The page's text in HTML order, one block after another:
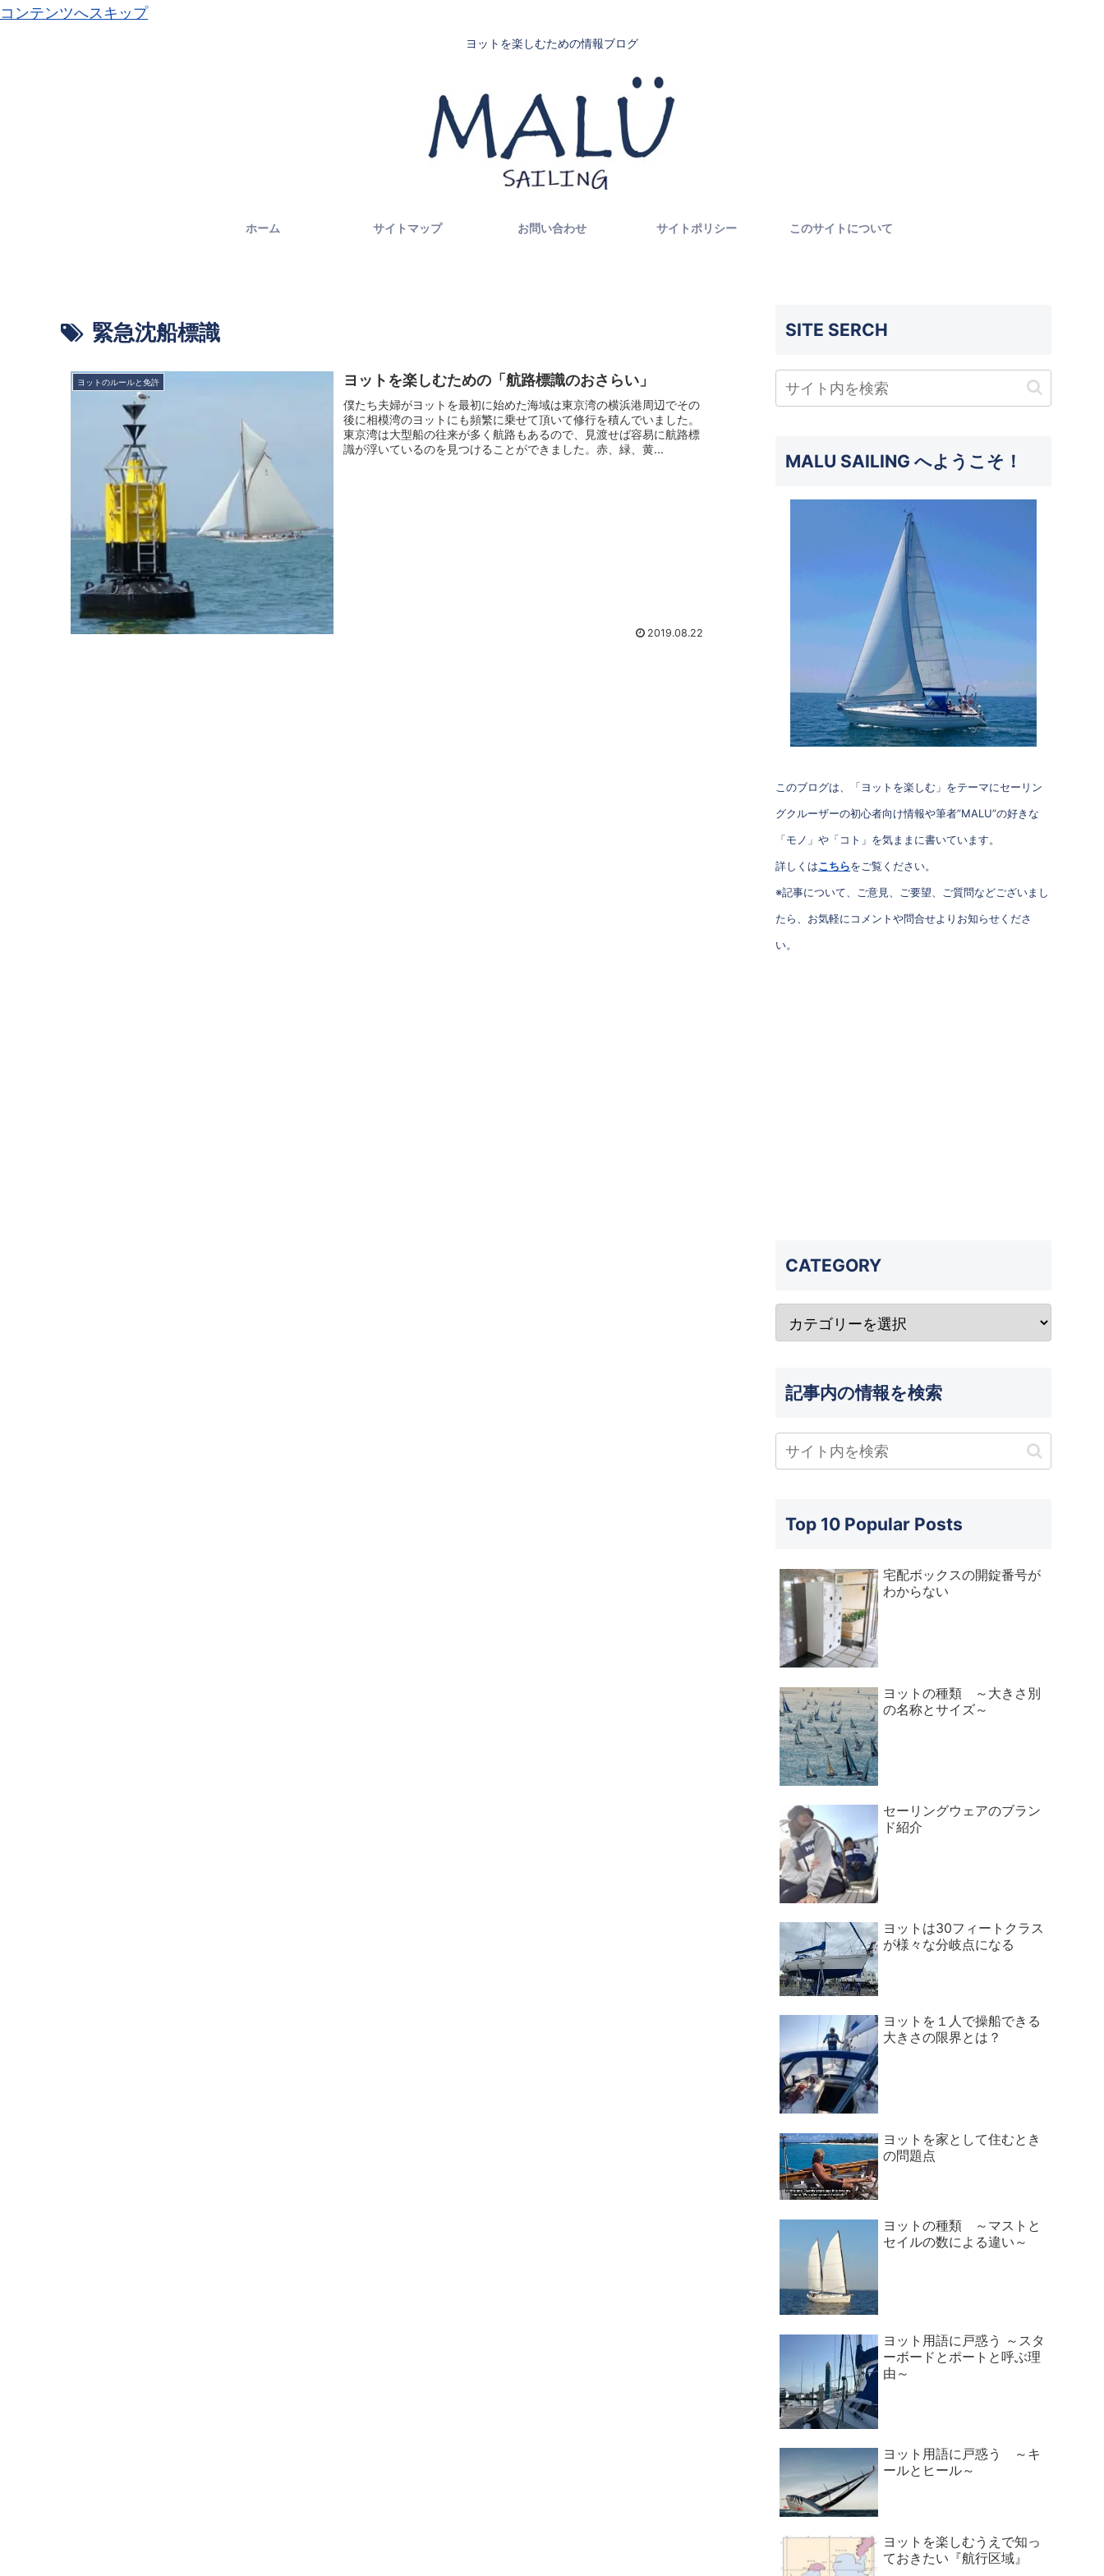
コンテンツへスキップ
ヨットを楽しむための情報ブログ
ホーム サイトマップ お問い合わせ サイトポリシー このサイトについて
緊急沈船標識
ヨットのルールと免許 ヨットを楽しむための「航路標識のおさらい」
僕たち夫婦がヨットを最初に始めた海域は東京湾の横浜港周辺でその
後に相模湾のヨットにも頻繁に乗せて頂いて修行を積んでいました。
東京湾は大型船の往来が多く航路もあるので、見渡せば容易に航路標
識が浮いているのを見つけることができました。赤、緑、黄...
2019.08.22
SITE SERCH
MALU SAILING へようこそ！
このブログは、「ヨットを楽しむ」をテーマにセーリン
グクルーザーの初心者向け情報や筆者”MALU”の好きな
「モノ」や「コト」を気ままに書いています。
詳しくはこちらをご覧ください。
※記事について、ご意見、ご要望、ご質問などございまし
たら、お気軽にコメントや問合せよりお知らせくださ
い。
CATEGORY
記事内の情報を検索
Top 10 Popular Posts
宅配ボックスの開錠番号が
わからない
ヨットの種類 ～大きさ別
の名称とサイズ～
セーリングウェアのブラン
ド紹介
ヨットは30フィートクラス
が様々な分岐点になる
ヨットを１人で操船できる
大きさの限界とは？
ヨットを家として住むとき
の問題点
ヨットの種類 ～マストと
セイルの数による違い～
ヨット用語に戸惑う ～スタ
ーボードとポートと呼ぶ理
由～
ヨット用語に戸惑う ～キ
ールとヒール～
ヨットを楽しむうえで知っ
ておきたい『航行区域』